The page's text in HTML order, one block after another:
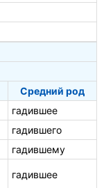
Средний род
гадившее
гадившего
гадившему
гадившее